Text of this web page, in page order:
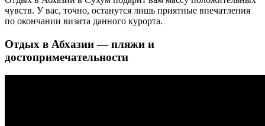
чувств. У вас, точно, останутся лишь приятные впечатления
по окончании визита данного курорта.
Отдых в Абхазии — пляжи и
достопримечательности